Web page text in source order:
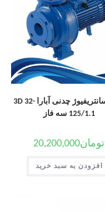
پمپ سانتریفیوژ چدنی آبارا 3D 32-
125/1.1 سه فاز
تومان20,200,000
افزودن به سبد خرید